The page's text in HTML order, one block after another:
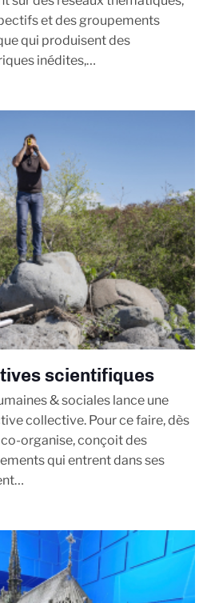
et des groupements
qui produisent des
inédites,…
scientifiques
& sociales lance une
collective. Pour ce faire, dès
organise, conçoit des
qui entrent dans ses